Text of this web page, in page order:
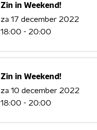
Zin in Weekend!
za 17 december 2022
18:00 - 20:00
Zin in Weekend!
za 10 december 2022
18:00 - 20:00